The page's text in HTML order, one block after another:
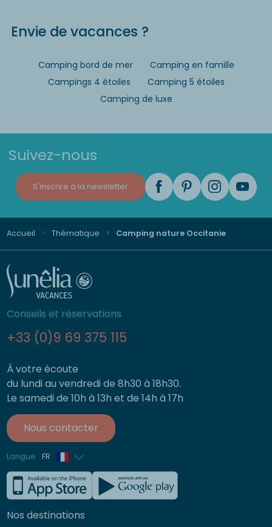
Envie de vacances ?
Camping bord de mer
Camping en famille
Campings 4 étoiles
Camping 5 étoiles
Camping de luxe
Suivez-nous
S'inscrire à la newsletter
Accueil Thématique Camping nature Occitanie
Conseils et réservations
+33 (0)9 69 375 115
À votre écoute
du lundi au vendredi de 8h30 à 18h30.
Le samedi de 10h à 13h et de 14h à 17h
Nous contacter
Langue FR
Anglais
Allemand
Italien
Nos destinations